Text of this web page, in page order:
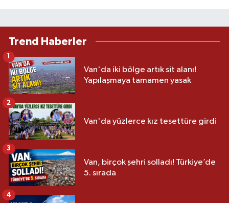
Trend Haberler
Van'da iki bölge artık sit alanı!
Yapılaşmaya tamamen yasak
1
Van'da yüzlerce kız tesettüre girdi
2
Van, birçok şehri solladı! Türkiye’de
5. sırada
3
4